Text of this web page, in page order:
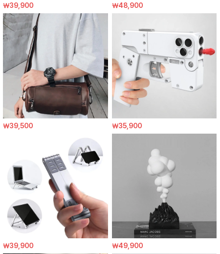
￦39,900 ￦48,900
￦39,500 ￦35,900
￦39,900 ￦49,900